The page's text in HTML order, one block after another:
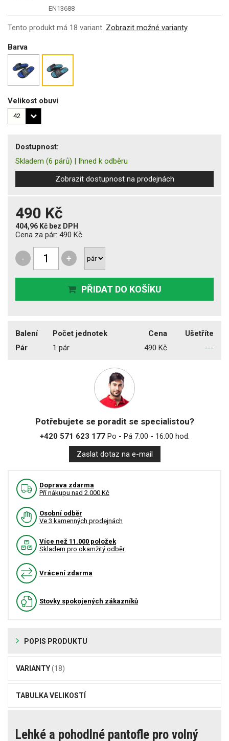
EN13688
Tento produkt má 18 variant. Zobrazit možné varianty
Barva
Velikost obuvi
Dostupnost:
Skladem (6 párů) | Ihned k odběru
Zobrazit dostupnost na prodejnách
490 Kč
404,96 Kč bez DPH
Cena za pár: 490 Kč
- +
PŘIDAT DO KOŠÍKU
Balení Počet jednotek Cena
Ušetříte
Pár
1 pár 490 Kč ---
Potřebujete se poradit se specialistou?
+420 571 623 177Po - Pá 7:00 - 16:00 hod.
Zaslat dotaz na e-mail
Doprava zdarma
Pří nákupu nad 2.000 Kč
Osobní odběr
Ve 3 kamenných prodejnách
Více než 11.000 položek
Skladem pro okamžitý odběr
Vrácení zdarma
Stovky spokojených zákazníků
POPIS PRODUKTU
VARIANTY(18)
TABULKA VELIKOSTÍ
Lehké a pohodlné pantofle pro volný